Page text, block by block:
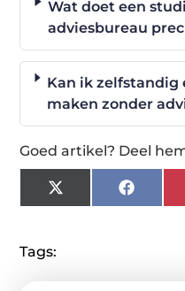
Wat doet een
adviesbureau
Kan ik zelfstandig
maken zonder
Goed artikel? Deel
X
(Twitter)
Tags: